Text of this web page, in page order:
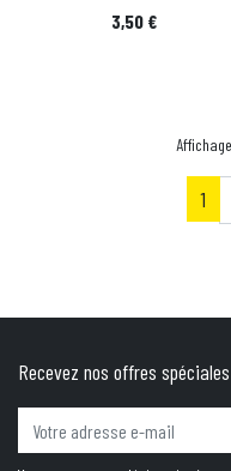
Prix
3,50 €
1
Recevez nos offres spéciales